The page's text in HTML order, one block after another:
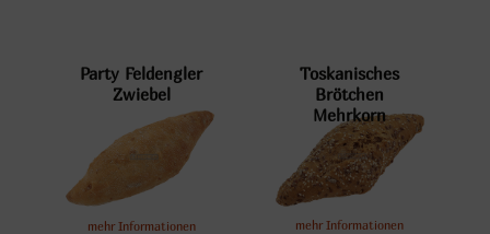
Party Feldengler
Zwiebel
mehr Informationen
Toskanisches
Brötchen
Mehrkorn
mehr Informationen